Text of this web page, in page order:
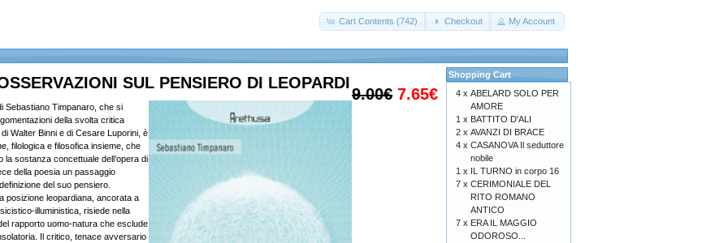
Cart Contents (742) Checkout My Account
9.00€ 7.65€
SUL PENSIERO DI LEOPARDI
Sebastiano Timpanaro, che si
della svolta critica
Walter Binni e di Cesare Luporini, è
filologica e filosofica insieme, che
la sostanza concettuale dell’opera di
della poesia un passaggio
del suo pensiero.
posizione leopardiana, ancorata a
illuministica, risiede nella
rapporto uomo-natura che esclude
Il critico, tenace avversario
Shopping Cart
4 x ABELARD SOLO PER
AMORE
1 x BATTITO D'ALI
2 x AVANZI DI BRACE
4 x CASANOVA Il seduttore
nobile
1 x IL TURNO in corpo 16
7 x CERIMONIALE DEL
RITO ROMANO
ANTICO
7 x ERA IL MAGGIO
ODOROSO...